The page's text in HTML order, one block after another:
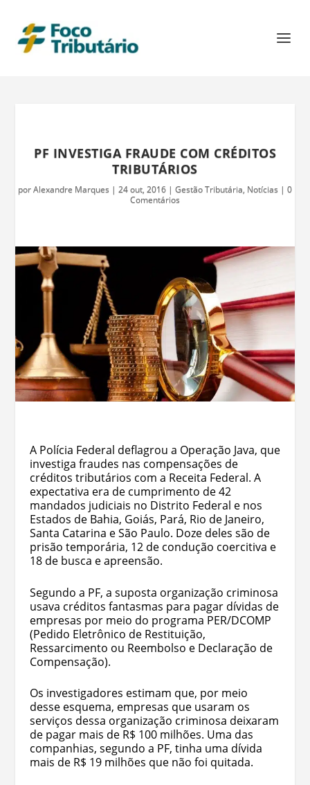
PF INVESTIGA FRAUDE COM CRÉDITOS
TRIBUTÁRIOS
porAlexandre Marques | 24 out, 2016 | Gestão Tributária, Notícias | 0
Comentários
A Polícia Federal deflagrou a Operação Java, que
investiga fraudes nas compensações de
créditos tributários com a Receita Federal. A
expectativa era de cumprimento de 42
mandados judiciais no Distrito Federal e nos
Estados de Bahia, Goiás, Pará, Rio de Janeiro,
Santa Catarina e São Paulo. Doze deles são de
prisão temporária, 12 de condução coercitiva e
18 de busca e apreensão.
Segundo a PF, a suposta organização criminosa
usava créditos fantasmas para pagar dívidas de
empresas por meio do programa PER/DCOMP
(Pedido Eletrônico de Restituição,
Ressarcimento ou Reembolso e Declaração de
Compensação).
Os investigadores estimam que, por meio
desse esquema, empresas que usaram os
serviços dessa organização criminosa deixaram
de pagar mais de R$ 100 milhões. Uma das
companhias, segundo a PF, tinha uma dívida
mais de R$ 19 milhões que não foi quitada.